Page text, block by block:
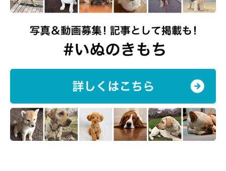
みなさんの愛犬のおまぬけなお話も、ぜひ聞かせてください！
『いぬのきもちアンケート vol.9』
いただいたものです。
※記事と写真に関連性はありませんので予めご了承ください。